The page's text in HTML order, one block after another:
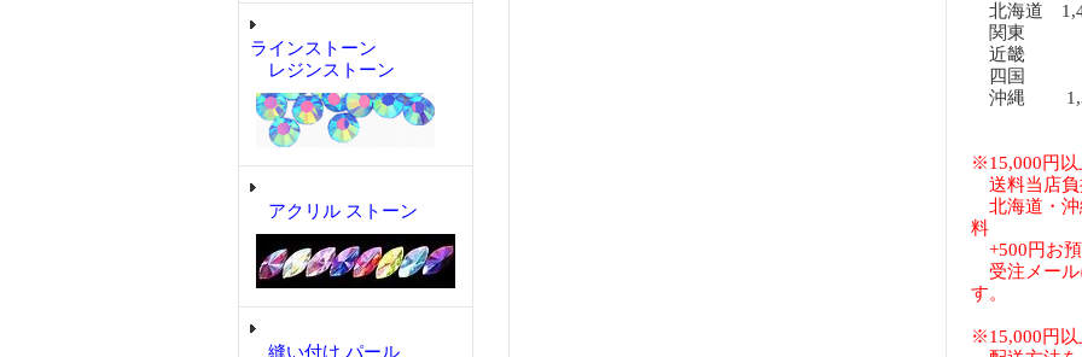
ラインストーン
レジンストーン
アクリル ストーン
縫い付け パール
北海道
関東
近畿
四国
沖縄
※15,000円以
送料当店負
北海道・沖
料
+500円お
受注メール
す。
※15,000円以